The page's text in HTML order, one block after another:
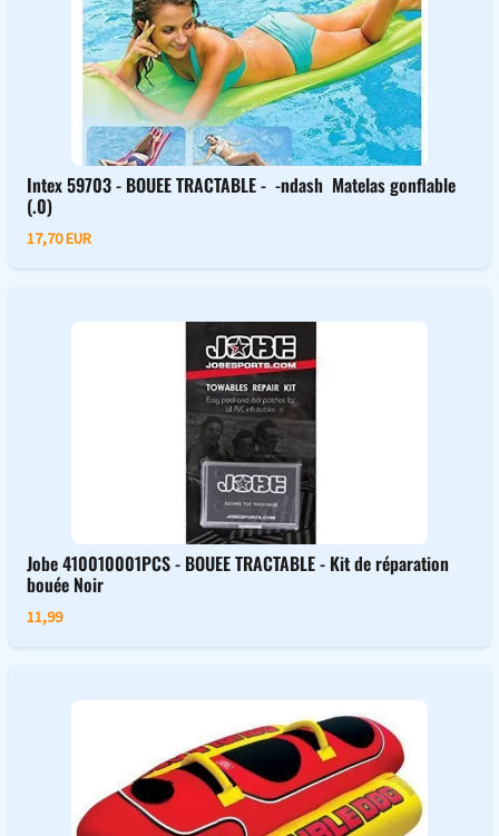
Intex 59703 - BOUEE TRACTABLE - -ndash Matelas gonflable
(.0)
17,70 EUR
Jobe 410010001PCS - BOUEE TRACTABLE - Kit de réparation
bouée Noir
11,99